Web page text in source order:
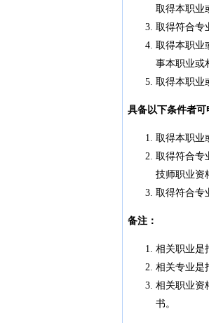
取得本职业
取得符合专
取得本职业
事本职业或
取得本职业
具备以下条件者可
取得本职业
取得符合专
技师职业资
取得符合专
备注：
相关职业是
相关专业是
相关职业资
书。